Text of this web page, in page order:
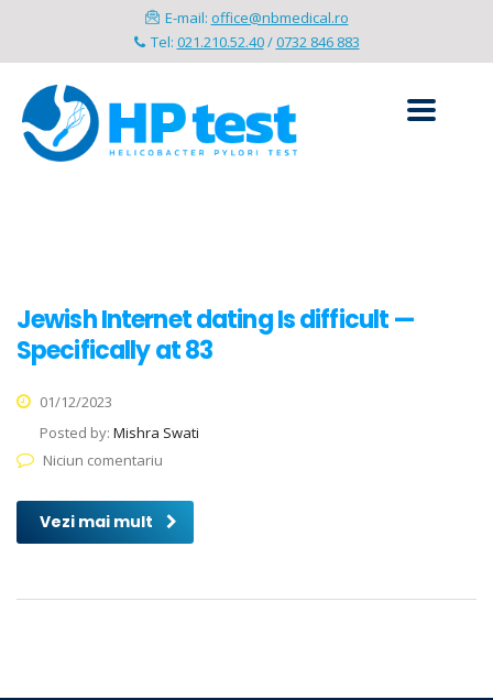
E-mail: office@nbmedical.ro
Tel: 021.210.52.40/0732 846 883
Jewish Internet dating Is difficult —
Specifically at 83
01/12/2023
Posted by: Mishra Swati
Niciun comentariu
Vezi mai mult